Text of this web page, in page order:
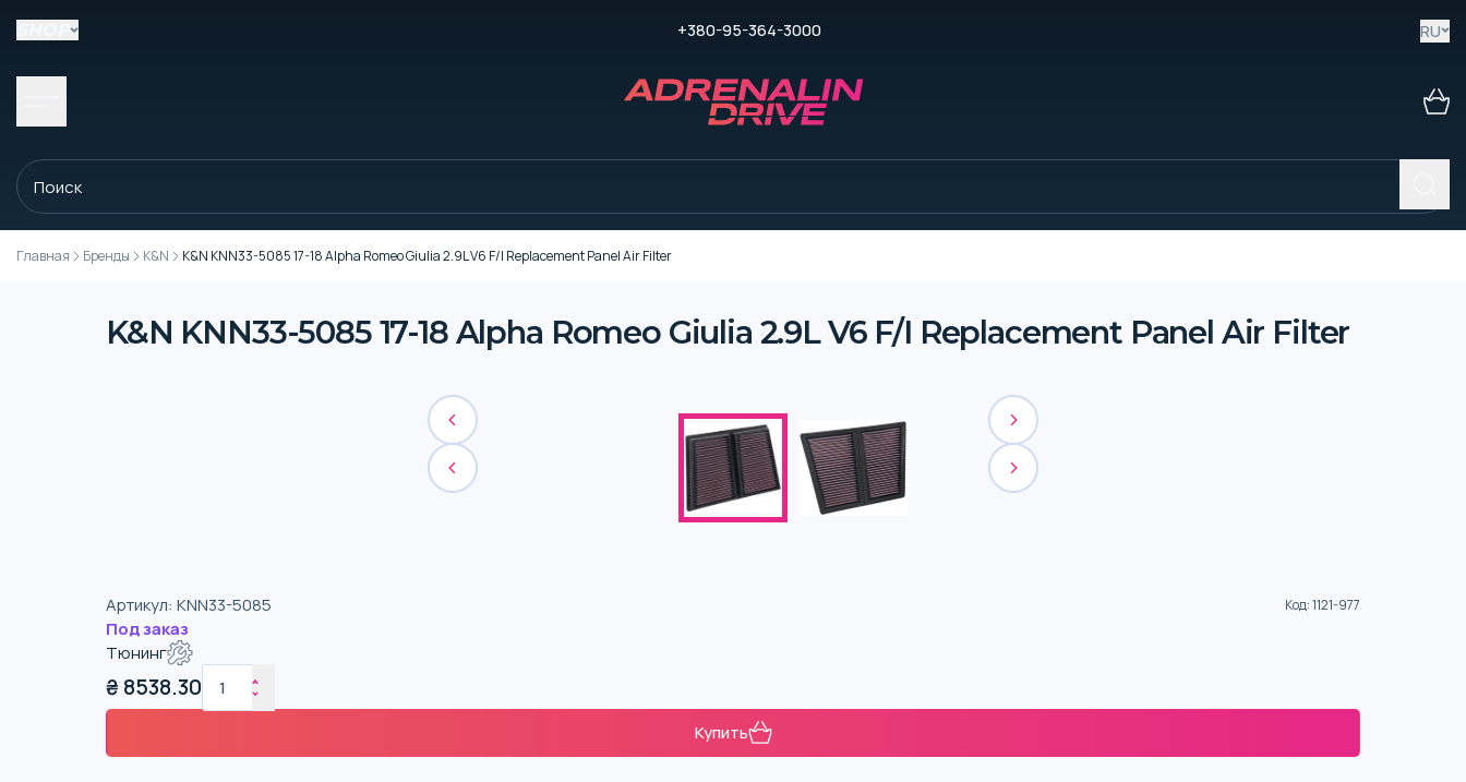
+380-95-364-3000 RU
Главная Бренды K&N K&N KNN33-5085 17-18 Alpha Romeo Giulia 2.9L V6 F/I Replacement Panel Air Filter
K&N KNN33-5085 17-18 Alpha Romeo Giulia 2.9L V6 F/I Replacement Panel Air Filter
Артикул: KNN33-5085 Код:1121-977
Под заказ
Тюнинг
₴ 8538.30
Купить